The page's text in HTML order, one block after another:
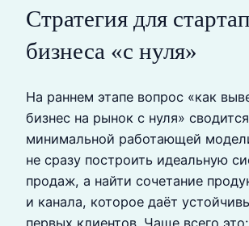
Стратегия для
бизнеса «с нуля»
На раннем этапе вопрос «как
бизнес на рынок с нуля»
минимальной работающей
не сразу построить идеальную
продаж, а найти сочетание
и канала, которое даёт